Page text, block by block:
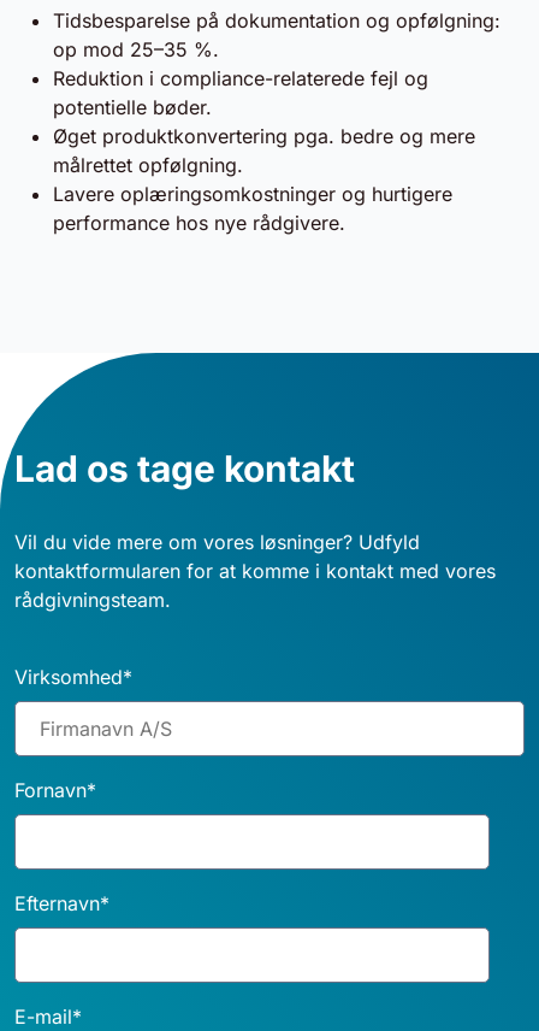
Tidsbesparelse på dokumentation og opfølgning:
op mod 25–35 %.
Reduktion i compliance-relaterede fejl og
potentielle bøder.
Øget produktkonvertering pga. bedre og mere
målrettet opfølgning.
Lavere oplæringsomkostninger og hurtigere
performance hos nye rådgivere.
Lad os tage kontakt
Vil du vide mere om vores løsninger? Udfyld
kontaktformularen for at komme i kontakt med vores
rådgivningsteam.
Virksomhed*
Fornavn*
Efternavn*
E-mail*